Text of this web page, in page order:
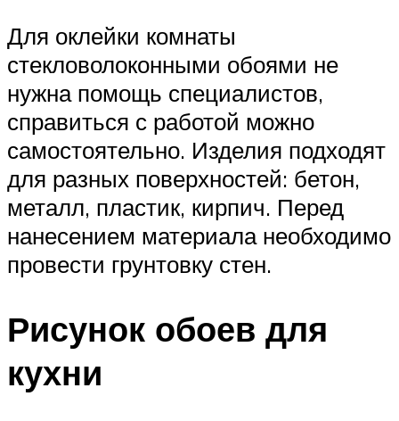
Для оклейки комнаты
стекловолоконными обоями не
нужна помощь специалистов,
справиться с работой можно
самостоятельно. Изделия подходят
для разных поверхностей: бетон,
металл, пластик, кирпич. Перед
нанесением материала необходимо
провести грунтовку стен.
Рисунок обоев для
кухни